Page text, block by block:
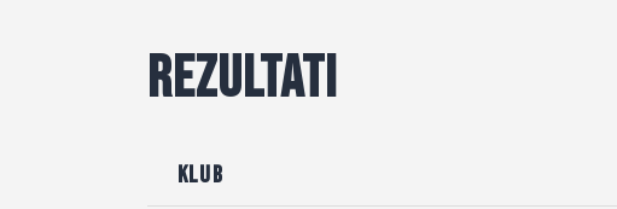
Rezultati
Klub